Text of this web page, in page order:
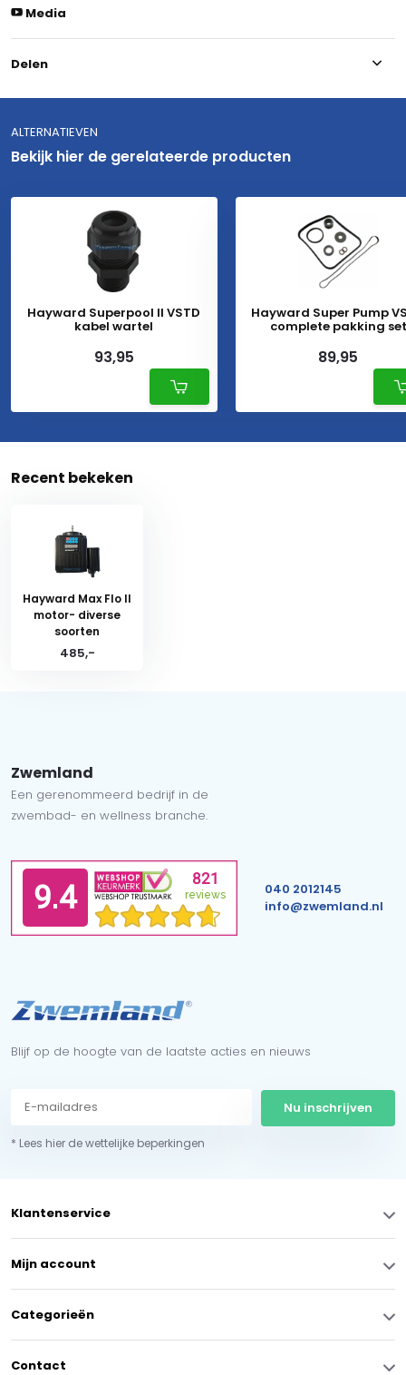
Media
Delen
ALTERNATIEVEN
Bekijk hier de gerelateerde producten
Hayward Superpool II VSTD
kabel wartel
93,95
Hayward Super Pump
complete pakking set
89,95
Recent bekeken
Hayward Max Flo II
motor- diverse
soorten
485,-
Zwemland
Een gerenommeerd bedrijf in de
zwembad- en wellness branche.
040 2012145
info@zwemland.nl
Blijf op de hoogte van de laatste acties en nieuws
Nu inschrijven
* Lees hier de wettelijke beperkingen
Klantenservice
Mijn account
Categorieën
Contact